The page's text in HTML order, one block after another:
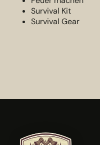
Survival Kit
Survival Gear